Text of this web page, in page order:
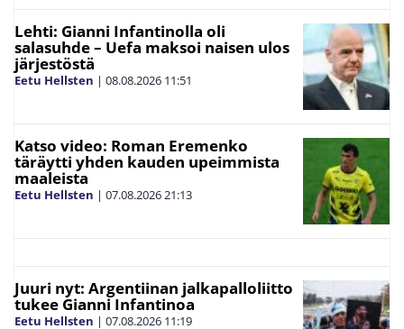
Lehti: Gianni Infantinolla oli
salasuhde – Uefa maksoi naisen ulos
järjestöstä
Eetu Hellsten | 08.08.2026 11:51
Katso video: Roman Eremenko
täräytti yhden kauden upeimmista
maaleista
Eetu Hellsten | 07.08.202621:13
Juuri nyt: Argentiinan jalkapalloliitto
tukee Gianni Infantinoa
Eetu Hellsten | 07.08.2026 11:19